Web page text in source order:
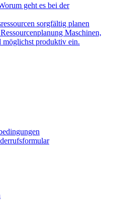
geht es bei der
sorgfältig planen
Maschinen,
möglichst produktiv ein.